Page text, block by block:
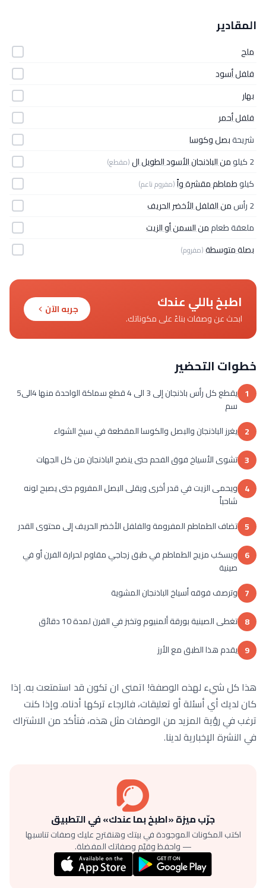
المقادير
ملح
فلفل أسود
بهار
فلفل أحمر
شريحةبصل وكوسا
2 كيلو
من الباذنجان الأسود الطويل ال(مقطع)
كيلوطماطم مقشرة واً(مفروم ناعم)
2 رأس
من الفلفل الأخضر الحريف
ملعقة طعاممن السمن أو الزيت
بصلة متوسطة(مفروم)
اطبخ باللي عندك
ابحث عن وصفات بناءً على مكوناتك.
جربه الآن
خطوات التحضير
1
يقطع كل رأس باذنجان إلى 3 الى 4 قطع سماكة الواحدة منها 4الى5
سم
2 يغرز الباذنجان والبصل والكوسا المقطعة في سيخ الشواء
3 تشوى الأسياخ فوق الفحم حتى ينضج الباذنجان من كل الجهات
4 ويحمى الزيت في قدر أخرى ويقلى البصل المفروم حتى يصبح لونه
شاحباً
5 تضاف الطماطم المفرومة والفلفل الأخضر الحريف إلى محتوى القدر
6 ويسكب مزيج الطماطم في طبق زجاجي مقاوم لحرارة الفرن أو في
صينية
7 وترصف فوقه أسياخ الباذنجان المشوية
8 تغطى الصينية بورقة ألمنيوم وتخبز في الفرن لمدة 10 دقائق
9 يقدم هذا الطبق مع الأرز
هذا كل شيء لهذه الوصفة! اتمنى ان تكون قد استمتعت به. إذا
كان لديك أي أسئلة أو تعليقات، فالرجاء تركها أدناه. وإذا كنت
ترغب في رؤية المزيد من الوصفات مثل هذه، فتأكد من الاشتراك
في النشرة الإخبارية لدينا.
جرّب ميزة «اطبخ بما عندك» في التطبيق
اكتب المكونات الموجودة في بيتك وهنقترح عليك وصفات تناسبها
— واحفظ وقيّم وصفاتك المفضلة.